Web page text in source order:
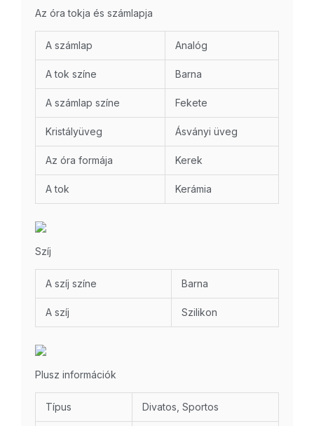
Az óra tokja és számlapja
A számlap Analóg
A tok színe Barna
A számlap színe Fekete
Kristályüveg Ásványi üveg
Az óra formája Kerek
A tok Kerámia
Szíj
A szíj színe Barna
A szíj Szilikon
Plusz információk
Típus Divatos, Sportos